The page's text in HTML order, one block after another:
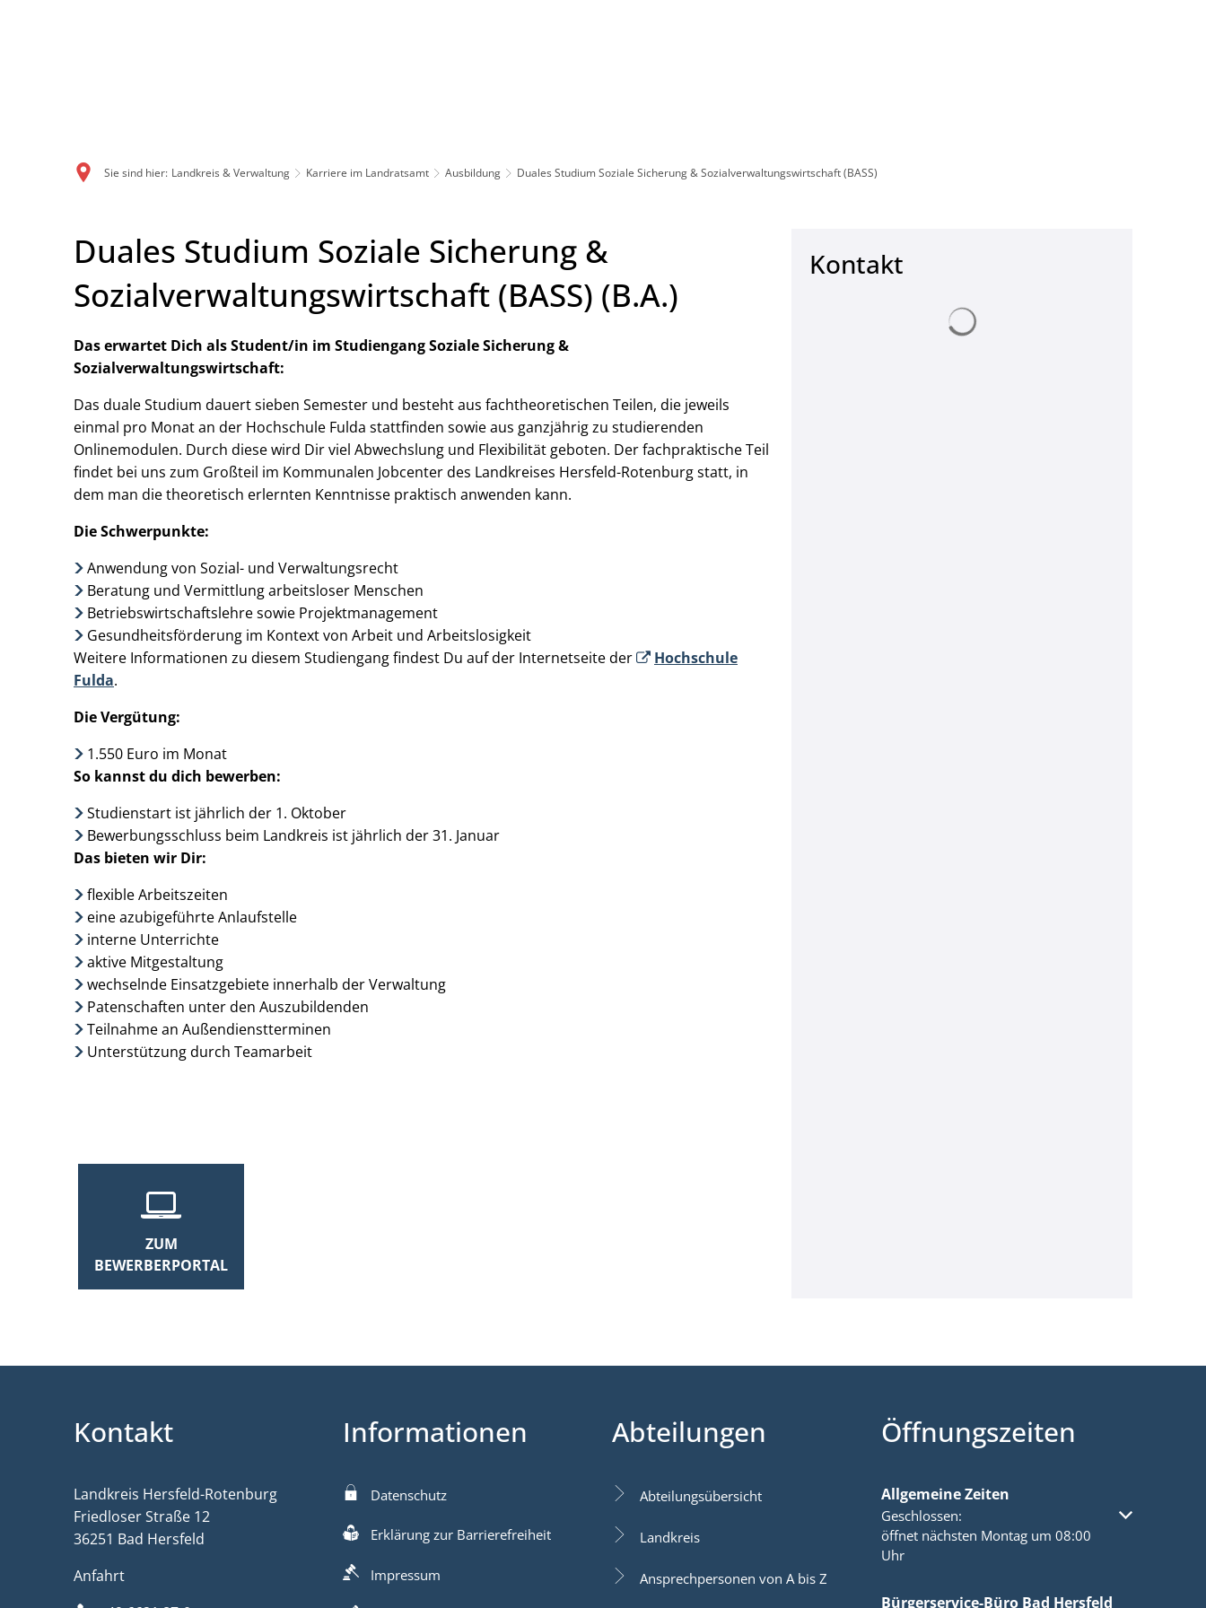
Sie sind hier: Landkreis & Verwaltung Karriere im Landratsamt Ausbildung Duales Studium Soziale Sicherung & Sozialverwaltungswirtschaft (BASS)
Duales Studium Soziale Sicherung &
Sozialverwaltungswirtschaft (BASS) (B.A.)
Das erwartet Dich als Student/in im Studiengang Soziale Sicherung &
Sozialverwaltungswirtschaft:
Das duale Studium dauert sieben Semester und besteht aus fachtheoretischen Teilen, die jeweils
einmal pro Monat an der Hochschule Fulda stattfinden sowie aus ganzjährig zu studierenden
Onlinemodulen. Durch diese wird Dir viel Abwechslung und Flexibilität geboten. Der fachpraktische Teil
findet bei uns zum Großteil im Kommunalen Jobcenter des Landkreises Hersfeld-Rotenburg statt, in
dem man die theoretisch erlernten Kenntnisse praktisch anwenden kann.
Die Schwerpunkte:
Anwendung von Sozial- und Verwaltungsrecht
Beratung und Vermittlung arbeitsloser Menschen
Betriebswirtschaftslehre sowie Projektmanagement
Gesundheitsförderung im Kontext von Arbeit und Arbeitslosigkeit
Weitere Informationen zu diesem Studiengang findest Du auf der Internetseite der
Hochschule
Fulda.
Die Vergütung:
1.550 Euro im Monat
So kannst du dich bewerben:
Studienstart ist jährlich der 1. Oktober
Bewerbungsschluss beim Landkreis ist jährlich der 31. Januar
Das bieten wir Dir:
flexible Arbeitszeiten
eine azubigeführte Anlaufstelle
interne Unterrichte
aktive Mitgestaltung
wechselnde Einsatzgebiete innerhalb der Verwaltung
Patenschaften unter den Auszubildenden
Teilnahme an Außendienstterminen
Unterstützung durch Teamarbeit
ZUM
BEWERBERPORTAL
Kontakt
Kontakt
Landkreis Hersfeld-Rotenburg
Friedloser Straße 12
36251 Bad Hersfeld
Anfahrt
Informationen
Datenschutz
Erklärung zur Barrierefreiheit
Impressum
Abteilungen
Abteilungsübersicht
Landkreis
Ansprechpersonen von A bis Z
Öffnungszeiten
Allgemeine Zeiten
Klicken, um weitere Öffnungs- oder Schließzeiten
Geschlossen:
öffnet nächsten Montag um 08:00
Uhr
Bürgerservice-Büro Bad Hersfeld